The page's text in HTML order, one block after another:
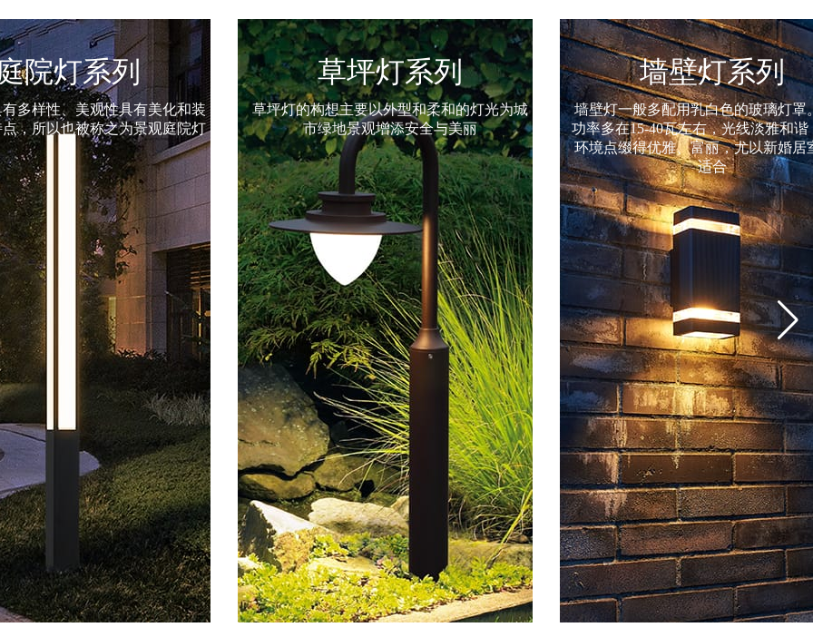
坪灯系列
主要以外型和柔和的灯光为城
地景观增添安全与美丽
墙壁灯系列
墙壁灯一般多配用乳白色的玻璃灯罩。灯泡
功率多在15-40瓦左右，光线淡雅和谐，可把
环境点缀得优雅、富丽，尤以新婚居室特别
适合
投光灯系列
主要用于大面积作业场矿、建筑物轮
育场、立交桥、纪念碑、公园和花